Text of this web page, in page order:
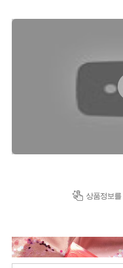
상품정보를